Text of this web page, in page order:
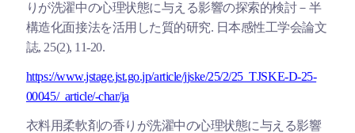
りが洗濯中の心理状態に与える影響の探索的検討－半
構造化面接法を活用した質的研究. 日本感性工学会論文
誌, 25(2), 11-20.
https://www.jstage.jst.go.jp/article/jjske/25/2/25_TJSKE-D-25-
00045/_article/-char/ja
衣料用柔軟剤の香りが洗濯中の心理状態に与える影響